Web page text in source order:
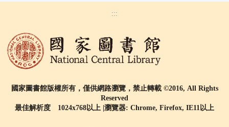
:::
國家圖書館版權所有，僅供網路瀏覽，禁止轉載 ©2016, All Rights
Reserved
最佳解析度 1024x768以上 |瀏覽器: Chrome, Firefox, IE11以上